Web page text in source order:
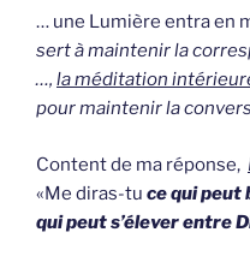
… une Lumière entra en
sert à maintenir la
…, la méditation
pour maintenir la
Content de ma réponse,
«Me diras-tu ce qui peut
qui peut s’élever entre